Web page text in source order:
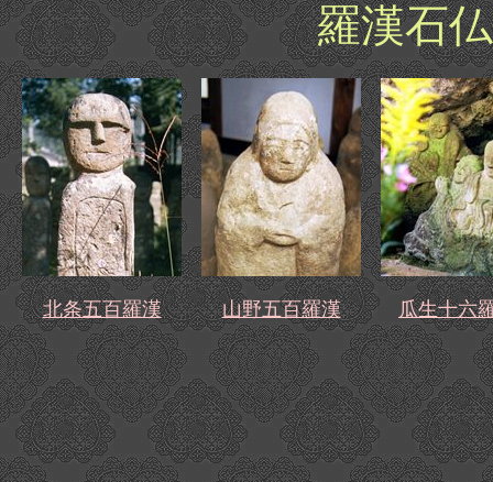
羅漢石
北条五百羅漢 山野五百羅漢 瓜生十六